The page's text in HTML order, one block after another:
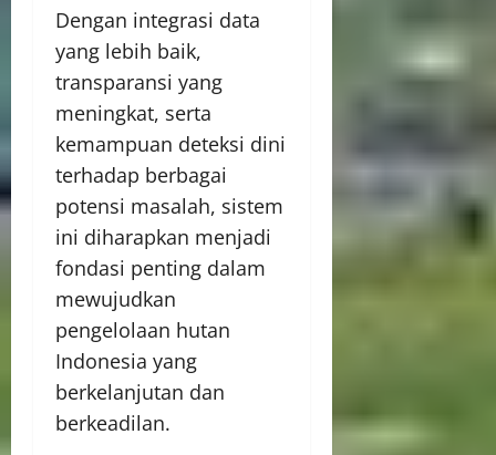
Dengan integrasi data
yang lebih baik,
transparansi yang
meningkat, serta
kemampuan deteksi dini
terhadap berbagai
potensi masalah, sistem
ini diharapkan menjadi
fondasi penting dalam
mewujudkan
pengelolaan hutan
Indonesia yang
berkelanjutan dan
berkeadilan.